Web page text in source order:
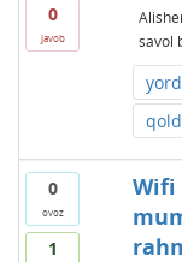
0
javob
savol
0
ovoz
1
Wifi